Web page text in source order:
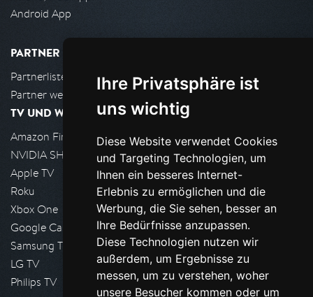
Ihre Privatsphäre ist
uns wichtig
Diese Website verwendet Cookies
und Targeting Technologien, um
Ihnen ein besseres Internet-
Erlebnis zu ermöglichen und die
Werbung, die Sie sehen, besser an
Ihre Bedürfnisse anzupassen.
Diese Technologien nutzen wir
außerdem, um Ergebnisse zu
messen, um zu verstehen, woher
unsere Besucher kommen oder um
Android App
PARTNER
Partnerliste
Partner werden
TV UND WOHNZIMMER
Amazon FireTV
NVIDIA SHIELD, Google TV
Apple TV
Roku
Xbox One
Google Cast
Samsung TV
LG TV
Philips TV